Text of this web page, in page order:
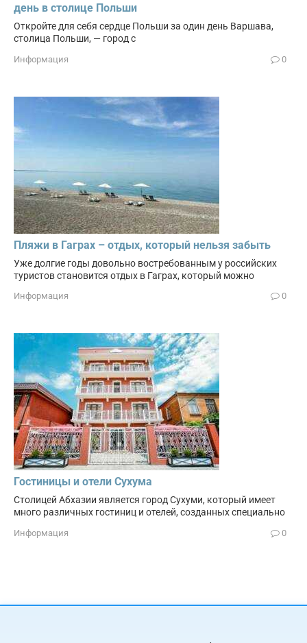
день в столице Польши
Откройте для себя сердце Польши за один день Варшава,
столица Польши, — город с
Информация 0
Пляжи в Гаграх – отдых, который нельзя забыть
Уже долгие годы довольно востребованным у российских
туристов становится отдых в Гаграх, который можно
Информация 0
Гостиницы и отели Сухума
Столицей Абхазии является город Сухуми, который имеет
много различных гостиниц и отелей, созданных специально
Информация 0